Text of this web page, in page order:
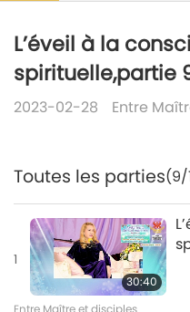
L’éveil à la
spirituelle,partie
2023-02-28 Entre
Toutes les parties(9/
1
30:40